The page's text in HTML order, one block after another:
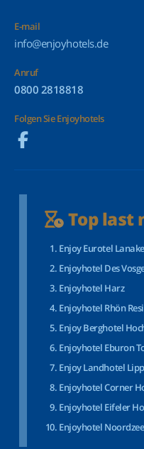
E-mail
info@enjoyhotels.de
Anruf
0800 2818818
Folgen Sie Enjoyhotels
Top last
Enjoy Eurotel
Enjoyhotel Des
Enjoyhotel Harz
Enjoyhotel Rhön
Enjoy Berghotel
Enjoyhotel Eburon
Enjoy Landhotel
Enjoyhotel Corner
Enjoyhotel Eifeler
Enjoyhotel Noordzee